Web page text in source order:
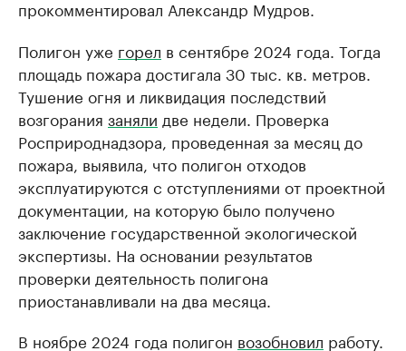
прокомментировал Александр Мудров.
Полигон уже горел в сентябре 2024 года. Тогда
площадь пожара достигала 30 тыс. кв. метров.
Тушение огня и ликвидация последствий
возгорания заняли две недели. Проверка
Росприроднадзора, проведенная за месяц до
пожара, выявила, что полигон отходов
эксплуатируются с отступлениями от проектной
документации, на которую было получено
заключение государственной экологической
экспертизы. На основании результатов
проверки деятельность полигона
приостанавливали на два месяца.
В ноябре 2024 года полигон возобновил работу.